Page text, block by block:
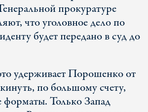
прокуратуре
что уголовное дело по
будет передано в суд до
удерживает Порошенко от
по большому счету,
Только Запад